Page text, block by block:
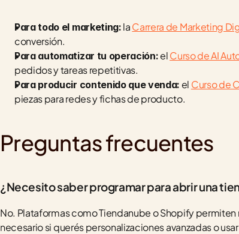
Para todo el marketing: la Carrera de Marketing
conversión.
Para automatizar tu operación: el Curso de AI
pedidos y tareas repetitivas.
Para producir contenido que venda: el Curso de
piezas para redes y fichas de producto.
Preguntas frecuentes
¿Necesito saber programar para abrir una
No. Plataformas como Tiendanube o Shopify
necesario si querés personalizaciones avanzadas o